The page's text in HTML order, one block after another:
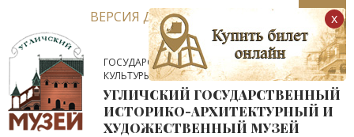
ВЕРСИЯ ДЛЯ СЛАБОВИДЯЩИХ
ГОСУДАРСТВЕННОЕ АВТОНОМНОЕ УЧРЕЖДЕНИЕ
КУЛЬТУРЫ ЯРОСЛАВСКОЙ ОБЛАСТИ
УГЛИЧСКИЙ ГОСУДАРСТВЕННЫЙ
ИСТОРИКО-АРХИТЕКТУРНЫЙ И
ХУДОЖЕСТВЕННЫЙ МУЗЕЙ
x